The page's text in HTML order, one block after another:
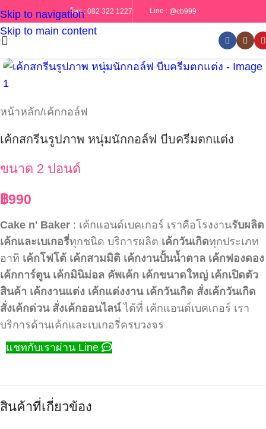
Skip to navigation
Skip to main content
โทร : 082 322 1227 Line : @cb999
หน้าหลัก/เค้กกอล์ฟ
เค้กสกรีนรูปภาพ หนุ่มนักกอล์ฟ บีบครีมตกแต่ง
ขนาด 2 ปอนด์
฿990
Cake n' Baker : เค้กแอนด์เบคเกอร์ เราคือโรงงานรับผลิต
เค้กและเบเกอรี่ทุกชนิด บริการผลิต เค้กวันเกิดทุกประเภท
อาทิ เค้กโฟโต้ เค้กสามมิติ เค้กงานปั้นน้ำตาล เค้กฟองดอง
เค้กการ์ตูน เค้กมินิม่อล คัพเค้ก เค้กขนาดใหญ่ เค้กเปิดตัว
สินค้า เค้กงานแต่ง เค้กแต่งงาน เค้กวันเกิด สั่งเค้กวันเกิด
สั่งเค้กด่วน สั่งเค้กออนไลน์ได้ที่ เค้กแอนด์เบคเกอร์ เรา
บริการด้านเค้กและเบเกอรี่ครบวงจร
แชทกับเราผ่าน Line
สินค้าที่เกี่ยวข้อง